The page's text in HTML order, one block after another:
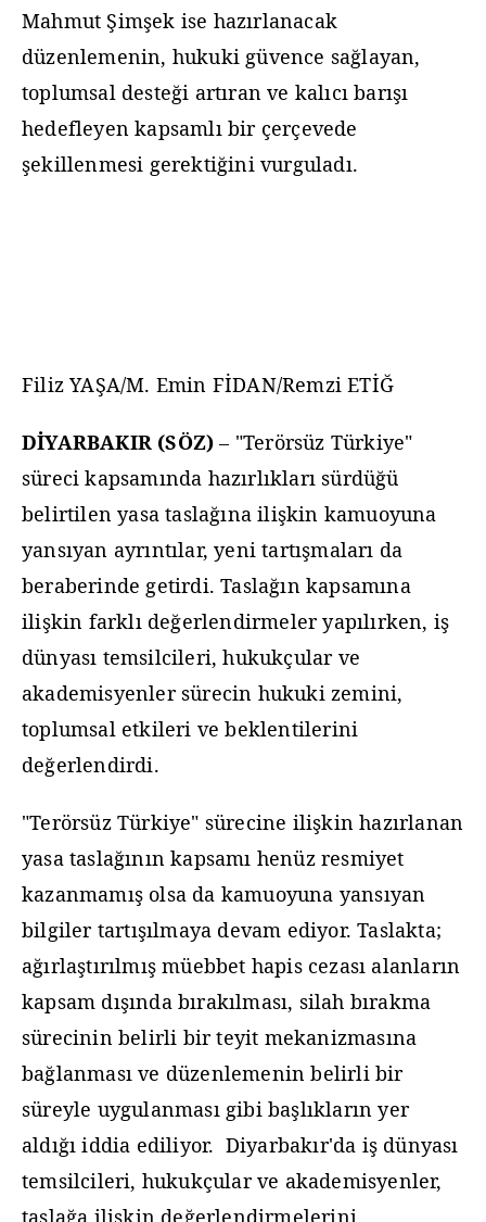
Mahmut Şimşek ise hazırlanacak
düzenlemenin, hukuki güvence sağlayan,
toplumsal desteği artıran ve kalıcı barışı
hedefleyen kapsamlı bir çerçevede
şekillenmesi gerektiğini vurguladı.
Filiz YAŞA/M. Emin FİDAN/Remzi ETİĞ
DİYARBAKIR (SÖZ) – "Terörsüz Türkiye"
süreci kapsamında hazırlıkları sürdüğü
belirtilen yasa taslağına ilişkin kamuoyuna
yansıyan ayrıntılar, yeni tartışmaları da
beraberinde getirdi. Taslağın kapsamına
ilişkin farklı değerlendirmeler yapılırken, iş
dünyası temsilcileri, hukukçular ve
akademisyenler sürecin hukuki zemini,
toplumsal etkileri ve beklentilerini
değerlendirdi.
"Terörsüz Türkiye" sürecine ilişkin hazırlanan
yasa taslağının kapsamı henüz resmiyet
kazanmamış olsa da kamuoyuna yansıyan
bilgiler tartışılmaya devam ediyor. Taslakta;
ağırlaştırılmış müebbet hapis cezası alanların
kapsam dışında bırakılması, silah bırakma
sürecinin belirli bir teyit mekanizmasına
bağlanması ve düzenlemenin belirli bir
süreyle uygulanması gibi başlıkların yer
aldığı iddia ediliyor. Diyarbakır'da iş dünyası
temsilcileri, hukukçular ve akademisyenler,